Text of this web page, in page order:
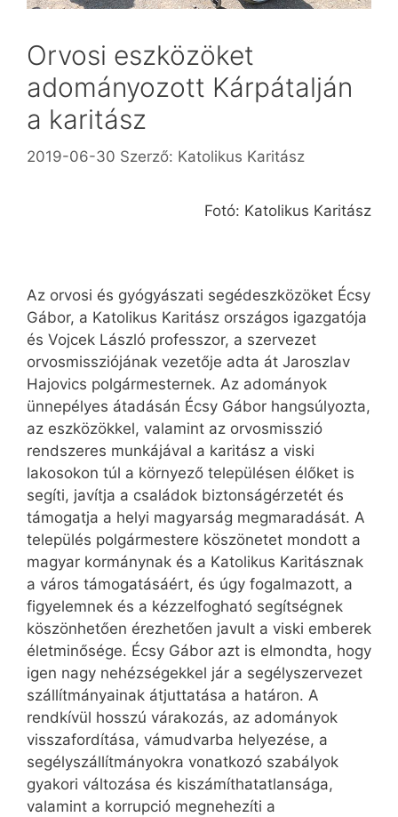
Orvosi eszközöket
adományozott Kárpátalján
a karitász
2019-06-30 Szerző: Katolikus Karitász
Fotó: Katolikus Karitász
Az orvosi és gyógyászati segédeszközöket Écsy
Gábor, a Katolikus Karitász országos igazgatója
és Vojcek László professzor, a szervezet
orvosmissziójának vezetője adta át Jaroszlav
Hajovics polgármesternek. Az adományok
ünnepélyes átadásán Écsy Gábor hangsúlyozta,
az eszközökkel, valamint az orvosmisszió
rendszeres munkájával a karitász a viski
lakosokon túl a környező településen élőket is
segíti, javítja a családok biztonságérzetét és
támogatja a helyi magyarság megmaradását. A
település polgármestere köszönetet mondott a
magyar kormánynak és a Katolikus Karitásznak
a város támogatásáért, és úgy fogalmazott, a
figyelemnek és a kézzelfogható segítségnek
köszönhetően érezhetően javult a viski emberek
életminősége. Écsy Gábor azt is elmondta, hogy
igen nagy nehézségekkel jár a segélyszervezet
szállítmányainak átjuttatása a határon. A
rendkívül hosszú várakozás, az adományok
visszafordítása, vámudvarba helyezése, a
segélyszállítmányokra vonatkozó szabályok
gyakori változása és kiszámíthatatlansága,
valamint a korrupció megnehezíti a